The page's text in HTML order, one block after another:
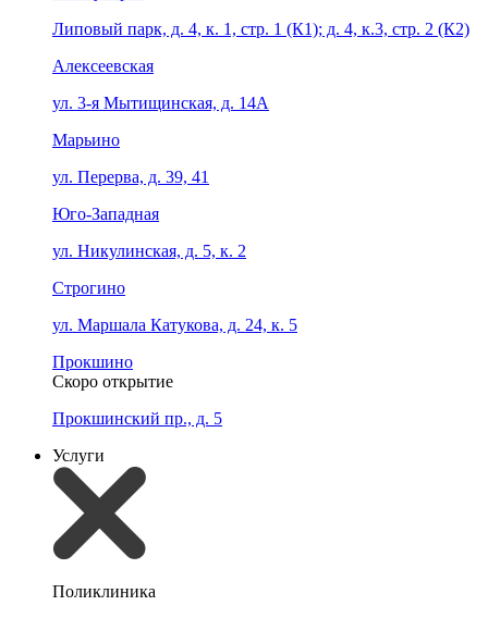
Липовый парк, д. 4, к. 1, стр. 1 (К1); д. 4, к.3, стр. 2 (К2)
Алексеевская
ул. 3-я Мытищинская, д. 14А
Марьино
ул. Перерва, д. 39, 41
Юго-Западная
ул. Никулинская, д. 5, к. 2
Строгино
ул. Маршала Катукова, д. 24, к. 5
Прокшино
Скоро открытие
Прокшинский пр., д. 5
Услуги
Поликлиника